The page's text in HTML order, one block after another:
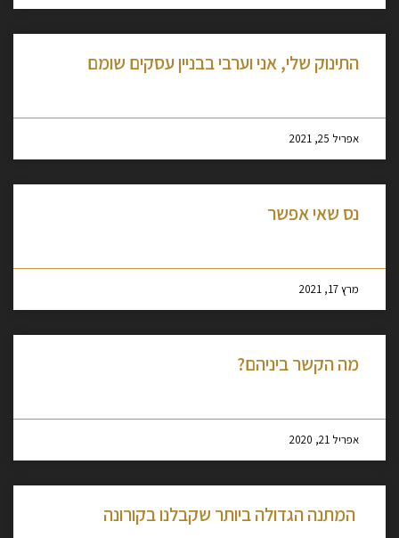
התינוק שלי, אני וערבי בבניין עסקים שומם
אפריל 25, 2021
נס שאי אפשר
מרץ 17, 2021
מה הקשר ביניהם?
אפריל 21, 2020
המתנה הגדולה ביותר שקבלנו בקורונה